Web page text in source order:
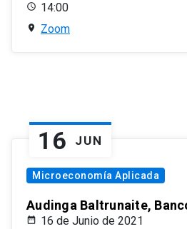
14:00
Zoom
16 JUN
Microeconomía Aplicada
Audinga Baltrunaite,
16 de Junio de 2021